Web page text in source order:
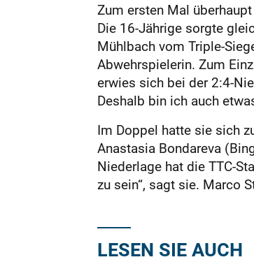
Zum ersten Mal
Die 16-Jährige sorgte
Mühlbach vom Triple-
Abwehrspielerin. Zum
erwies sich bei der 2:4-
Deshalb bin ich auch
Im Doppel hatte sie sich
Anastasia Bondareva
Niederlage hat die TTC-
zu sein“, sagt sie. Marco
LESEN SIE AUCH